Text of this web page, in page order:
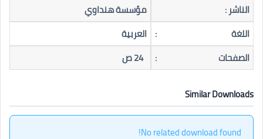
الناشر :
مؤسسة هنداوي
اللغة
: العربية
الصفحات
: 24 ص
Similar Downloads
No related download found!